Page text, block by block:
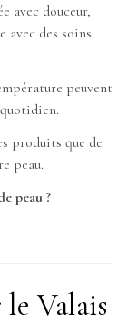
avec douceur,
avec des soins
peuvent
produits que de
peau.
peau ?
Valais